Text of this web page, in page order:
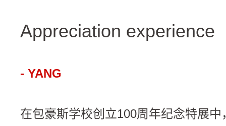
Appreciation experience
- YANG
在包豪斯学校创立100周年纪念特展